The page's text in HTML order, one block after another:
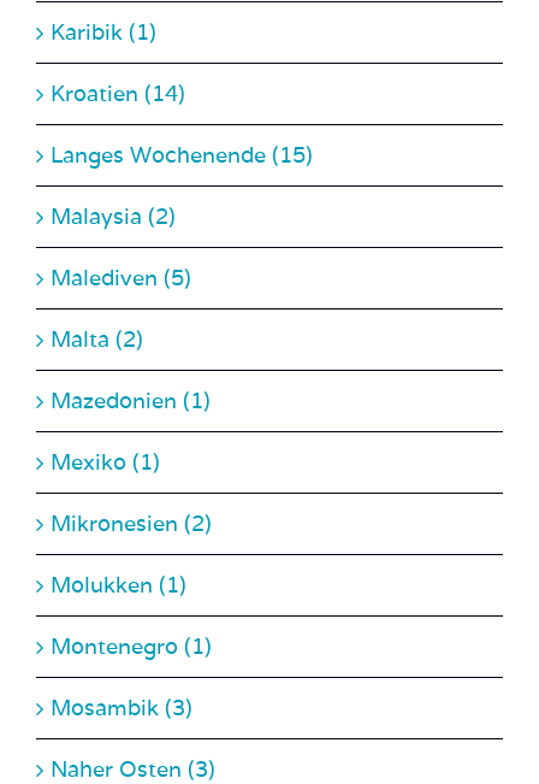
Kroatien (14)
Langes Wochenende (15)
Malaysia (2)
Malediven (5)
Malta (2)
Mazedonien (1)
Mexiko (1)
Mikronesien (2)
Molukken (1)
Montenegro (1)
Mosambik (3)
Naher Osten (3)